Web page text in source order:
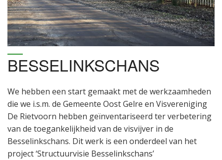
BESSELINKSCHANS
We hebben een start gemaakt met de werkzaamheden
die we i.s.m. de Gemeente Oost Gelre en Visvereniging
De Rietvoorn hebben geïnventariseerd ter verbetering
van de toegankelijkheid van de visvijver in de
Besselinkschans. Dit werk is een onderdeel van het
project ‘Structuurvisie Besselinkschans’